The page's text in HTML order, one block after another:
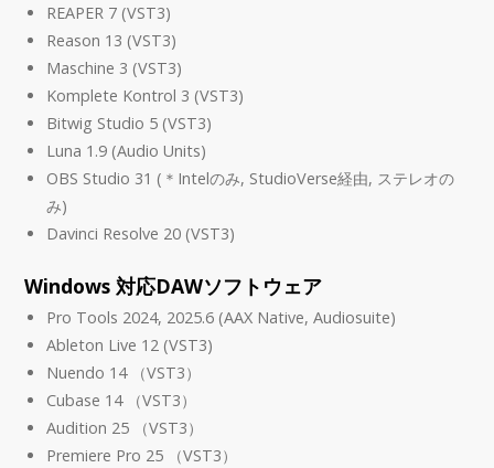
REAPER 7 (VST3)
Reason 13 (VST3)
Maschine 3 (VST3)
Komplete Kontrol 3 (VST3)
Bitwig Studio 5 (VST3)
Luna 1.9 (Audio Units)
OBS Studio 31 (＊Intelのみ, StudioVerse経由, ステレオの
み)
Davinci Resolve 20 (VST3)
Windows 対応DAWソフトウェア
Pro Tools 2024, 2025.6 (AAX Native, Audiosuite)
Ableton Live 12 (VST3)
Nuendo 14 （VST3）
Cubase 14 （VST3）
Audition 25 （VST3）
Premiere Pro 25 （VST3）